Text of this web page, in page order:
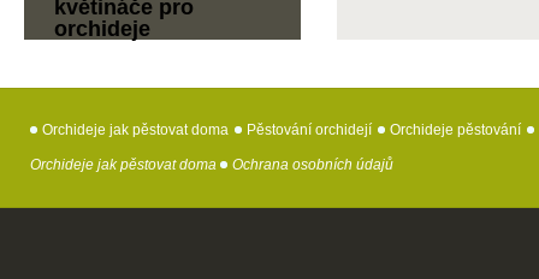
květináče pro
orchideje
Orchideje jak pěstovat doma Pěstování orchidejí Orchideje pěstování
Orchideje jak pěstovat doma Ochrana osobních údajů